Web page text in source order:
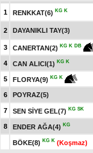
1 RENKKAT(6) KG K
2
DAYANIKLI TAY(3)
3
CANERTAN(2) KG K DB
4 CAN ALICI(1) KG K
5 FLORYA(9) KG K
6 POYRAZ(5)
7 SEN SİYE GEL(7) KG SK
8 ENDER AĞA(4) KG
BÖKE(8) KG K (Koşmaz)